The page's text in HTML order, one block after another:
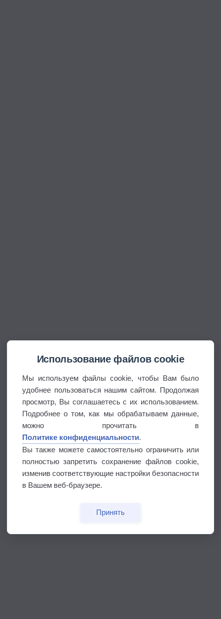
Использование файлов cookie
Мы используем файлы cookie, чтобы Вам было
удобнее пользоваться нашим сайтом. Продолжая
просмотр, Вы соглашаетесь с их использованием.
Подробнее о том, как мы обрабатываем данные,
можно прочитать в
Политике конфиденциальности.
Вы также можете самостоятельно ограничить или
полностью запретить сохранение файлов cookie,
изменив соответствующие настройки безопасности
в Вашем веб-браузере.
Принять